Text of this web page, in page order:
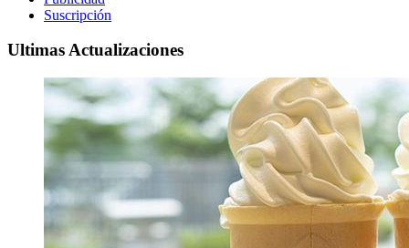
Suscripción
Ultimas Actualizaciones